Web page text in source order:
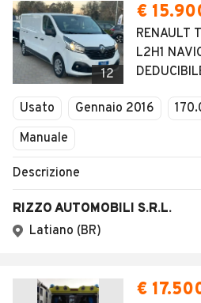
12
€
RENAULT
L2H1
Usato Gennaio 2016
Manuale
Descrizione
RIZZO AUTOMOBILI S.R.L.
Latiano (BR)
€